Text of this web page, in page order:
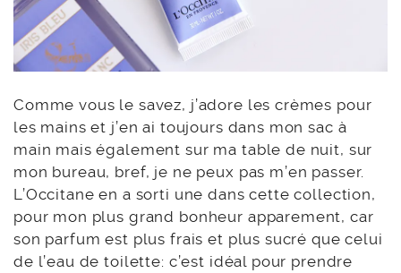
Comme vous le savez, j’adore les crèmes pour
les mains et j’en ai toujours dans mon sac à
main mais également sur ma table de nuit, sur
mon bureau, bref, je ne peux pas m’en passer.
L’Occitane en a sorti une dans cette collection,
pour mon plus grand bonheur apparement, car
son parfum est plus frais et plus sucré que celui
de l’eau de toilette: c’est idéal pour prendre